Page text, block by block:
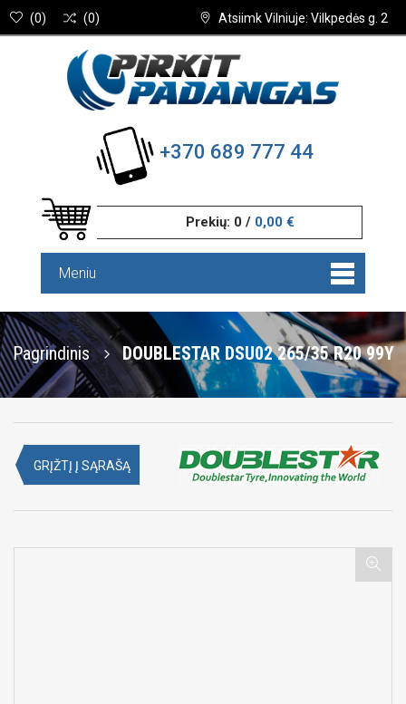
Atsiimk Vilniuje: Vilkpedės g. 2
(0) (0)
+370 689 777 44
Prekių: 0 / 0,00 €
Meniu
Pagrindinis DOUBLESTAR DSU02 265/35 R20 99Y
GRĮŽTĮ Į SĄRAŠĄ